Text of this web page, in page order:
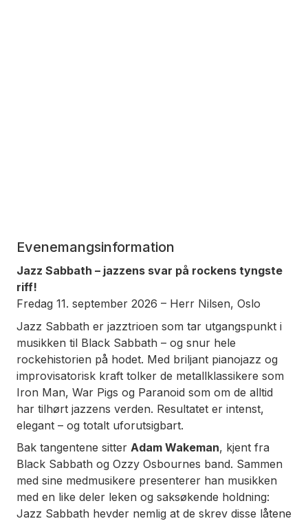
Evenemangsinformation
Jazz Sabbath – jazzens svar på rockens tyngste
riff!
Fredag 11. september 2026 – Herr Nilsen, Oslo
Jazz Sabbath er jazztrioen som tar utgangspunkt i
musikken til Black Sabbath – og snur hele
rockehistorien på hodet. Med briljant pianojazz og
improvisatorisk kraft tolker de metallklassikere som
Iron Man, War Pigs og Paranoid som om de alltid
har tilhørt jazzens verden. Resultatet er intenst,
elegant – og totalt uforutsigbart.
Bak tangentene sitter Adam Wakeman, kjent fra
Black Sabbath og Ozzy Osbournes band. Sammen
med sine medmusikere presenterer han musikken
med en like deler leken og saksøkende holdning:
Jazz Sabbath hevder nemlig at de skrev disse låtene